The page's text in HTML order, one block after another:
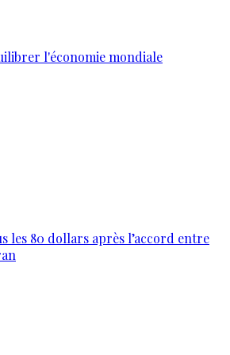
l'économie mondiale
les 80 dollars après l’accord entre